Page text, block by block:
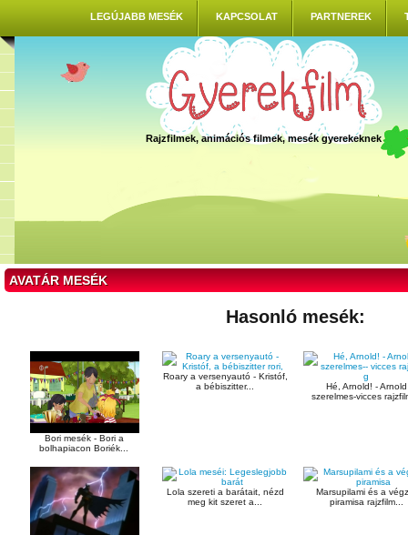
LEGÚJABB MESÉK KAPCSOLAT PARTNEREK
Rajzfilmek, animációs filmek, mesék gyerekeknek
AVATÁR MESÉK
Hasonló mesék:
Bori mesék - Bori a
bolhapiacon Boriék...
Roary a versenyautó - Kristóf,
a bébiszitter...
Hé, Arnold! - Arnold
szerelmes-vicces
Lola szereti a barátait, nézd
meg kit szeret a...
Marsupilami és a
piramisa rajzfilm...